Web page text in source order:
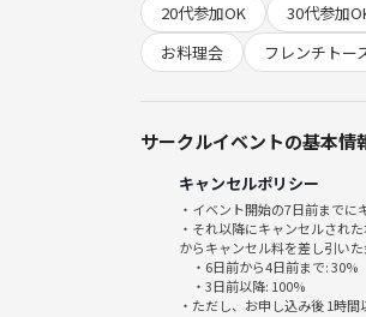
2026年7月4日（土）
15:20 開場
15:35 集合完了
（遅刻大丈夫ですが、でき
15:35 お料理開始
大塚駅 徒歩1分の綺麗なレン
20代参加OK
30代参加
お料理会
フレンチトー
サークルイベントの基本情
キャンセルポリシー
・イベント開始の7日前までに
・それ以降にキャンセルされ
からキャンセル料を差し引いた
・6日前から4日前まで: 30%
・3日前以降: 100%
・ただし、お申し込み後 1時